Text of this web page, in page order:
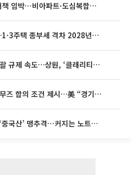
영끌 '주택공급' 대책 임박⋯비아파트·도심복합까지 총동원
종부세 개편에도…1·3주택 종부세 격차 2028년부터 확대
미국, 가상자산 포괄 규제 속도…상원, ‘클래리티법’ 9월 절차투표 추진
이란, 미국에 호르무즈 합의 조건 제시…美 “경기 아직 안 끝나” [종합]
맥북 품은 삼성에 ‘중국산’ 맹추격⋯커지는 노트북 OLED 시장